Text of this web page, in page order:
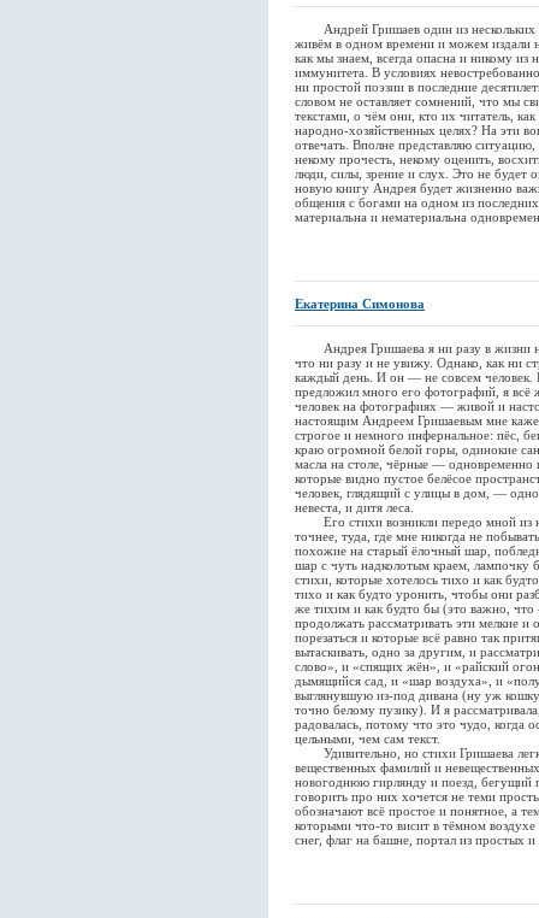
Андрей Гришаев один из нескольких
живём в одном времени и можем издали
как мы знаем, всегда опасна и никому из
иммунитета. В условиях
ни простой поэзии в последние
словом не оставляет сомнений, что мы
текстами, о чём они, кто их читатель,
народно-хозяйственных целях? На эти
отвечать. Вполне представляю
некому прочесть, некому оценить,
люди, силы, зрение и слух. Это не будет
новую книгу Андрея будет жизненно
общения с богами на одном из
материальна и нематериальна
Екатерина Симонова
Андрея Гришаева я ни разу в жизни
что ни разу и не увижу. Однако, как ни
каждый день. И он — не совсем человек.
предложил много его фотографий, я всё
человек на фотографиях — живой и
настоящим Андреем Гришаевым мне
строгое и немного инфернальное: пёс,
краю огромной белой горы, одинокие
масла на столе, чёрные — одновременно
которые видно пустое белёсое
человек, глядящий с улицы в дом, —
невеста, и дитя леса.
Его стихи возникли передо мной из
точнее, туда, где мне никогда не
похожие на старый ёлочный шар,
шар с чуть надколотым краем,
стихи, которые хотелось тихо и как
тихо и как будто уронить, чтобы они
же тихим и как будто бы (это важно,
продолжать рассматривать эти мелкие и
порезаться и которые всё равно так
вытаскивать, одно за другим, и
слово», и «спящих жён», и «райский
дымящийся сад, и «шар воздуха», и
выглянувшую из-под дивана (ну уж
точно белому пузику). И я
радовалась, потому что это чудо, когда
цельными, чем сам текст.
Удивительно, но стихи Гришаева
вещественных фамилий и
новогоднюю гирлянду и поезд, бегущий
говорить про них хочется не теми
обозначают всё простое и понятное, а
которыми что-то висит в тёмном
снег, флаг на башне, портал из простых